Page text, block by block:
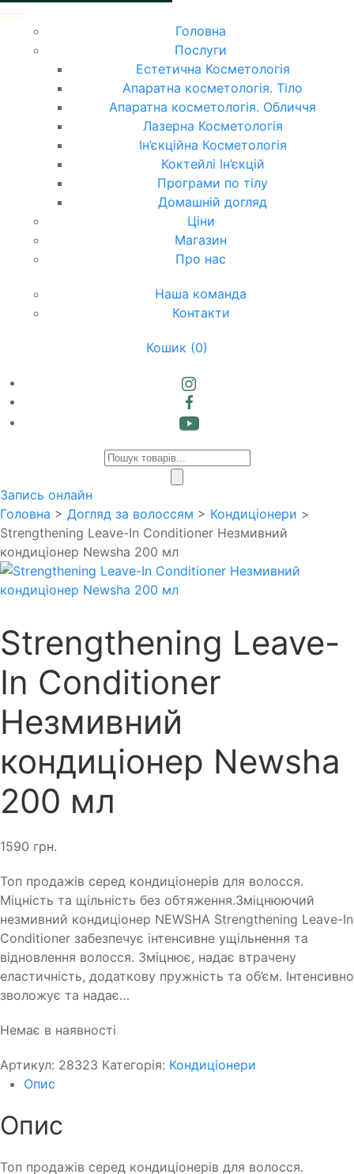
Головна
Послуги
Естетична Косметологія
Апаратна косметологія. Тіло
Апаратна косметологія. Обличчя
Лазерна Косметологія
Ін’єкційна Косметологія
Коктейлі Ін’єкцій
Програми по тілу
Домашній догляд
Ціни
Магазин
Про нас
Наша команда
Контакти
Кошик (0)
Products
Запись онлайн
Головна > Догляд за волоссям > Кондиціонери >
Strengthening Leave-In Conditioner Незмивний
кондиціонер Newsha 200 мл
Strengthening Leave-
In Conditioner
Незмивний
кондиціонер Newsha
200 мл
1590 грн.
Топ продажів серед кондиціонерів для волосся.
Міцність та щільність без обтяження.Зміцнюючий
незмивний кондиціонер NEWSHA Strengthening Leave-In
Conditioner забезпечує інтенсивне ущільнення та
відновлення волосся. Зміцнює, надає втрачену
еластичність, додаткову пружність та об’єм. Інтенсивно
зволожує та надає…
Немає в наявності
Артикул: 28323 Категорія: Кондиціонери
Опис
Опис
Топ продажів серед кондиціонерів для волосся.